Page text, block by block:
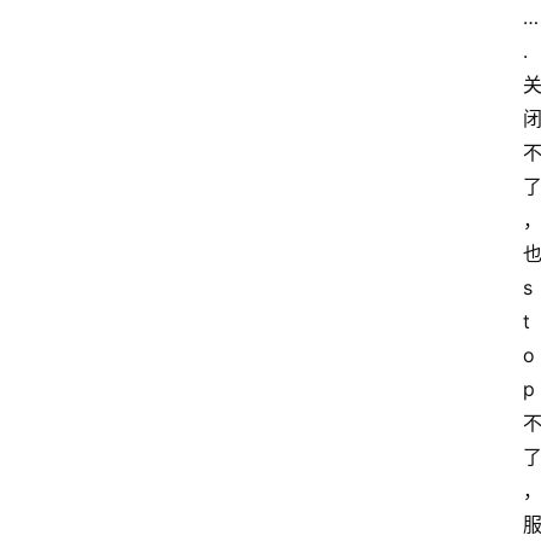
…
.
关
闭
不
了
，
也
s
t
o
p
不
了
，
服